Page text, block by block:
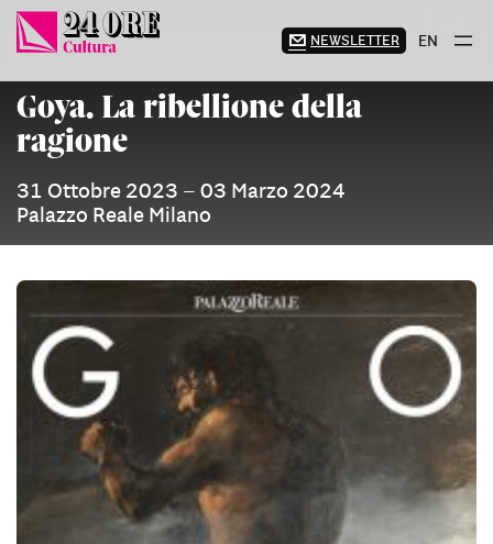
Vai
contenuto
NEWSLETTER EN
Goya. La ribellione della
ragione
31 Ottobre 2023 – 03 Marzo 2024
Palazzo Reale Milano